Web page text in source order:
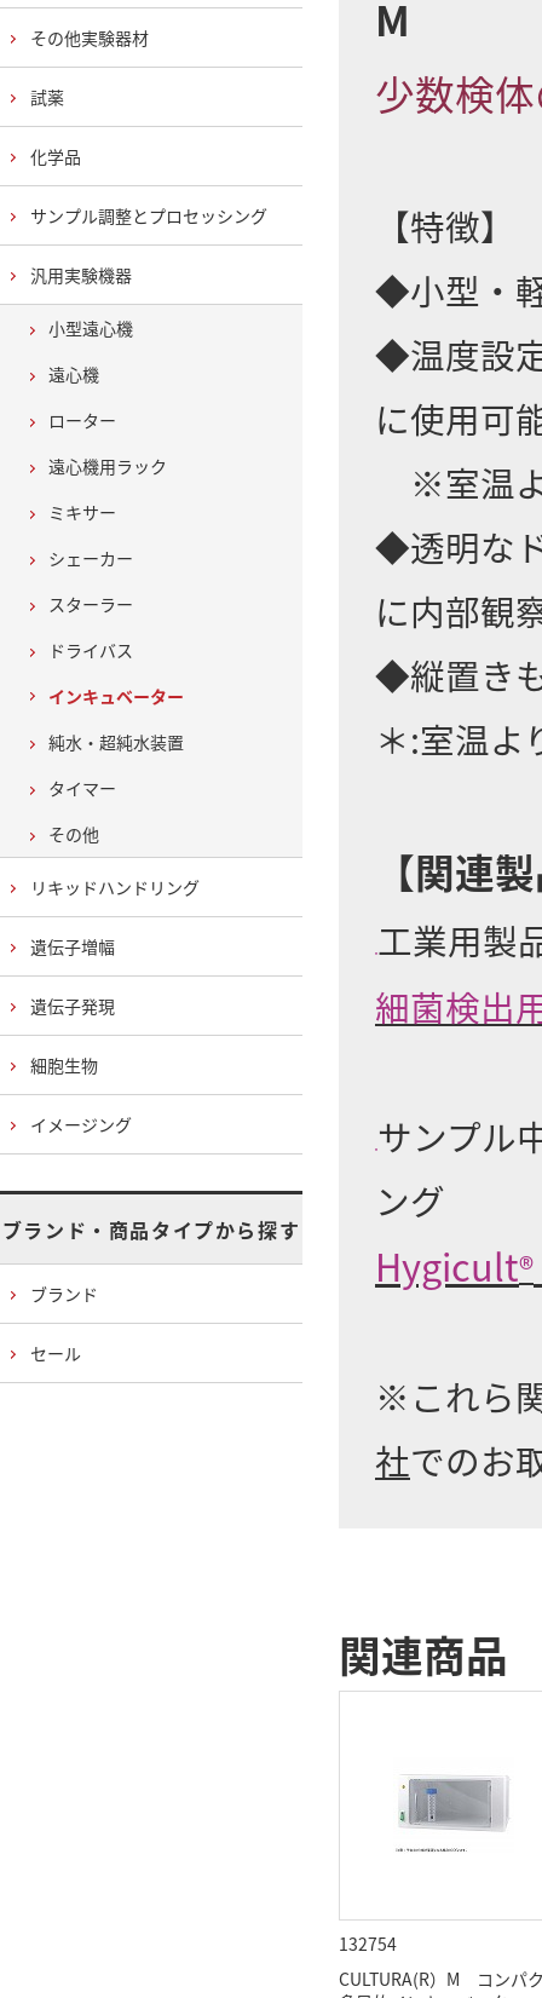
M
少数検
【特徴】
◆小型・
◆温度設
に使用可
※室温よ
◆透明な
に内部観
◆縦置き
＊:室温よ
【関連
● 工業用製
細菌検出
●
サンプル
ング
Hygicult®
※これら
社でのお
関連商品
132754
CULTURA(R）M コンパ
その他実験器材
試薬
化学品
サンプル調整とプロセッシング
汎用実験機器
小型遠心機
遠心機
ローター
遠心機用ラック
ミキサー
シェーカー
スターラー
ドライバス
インキュベーター
純水・超純水装置
タイマー
その他
リキッドハンドリング
遺伝子増幅
遺伝子発現
細胞生物
イメージング
ブランド・商品タイプから探す
ブランド
セール